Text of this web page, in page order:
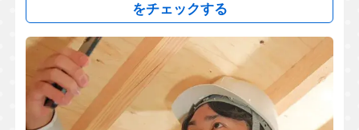
をチェックする